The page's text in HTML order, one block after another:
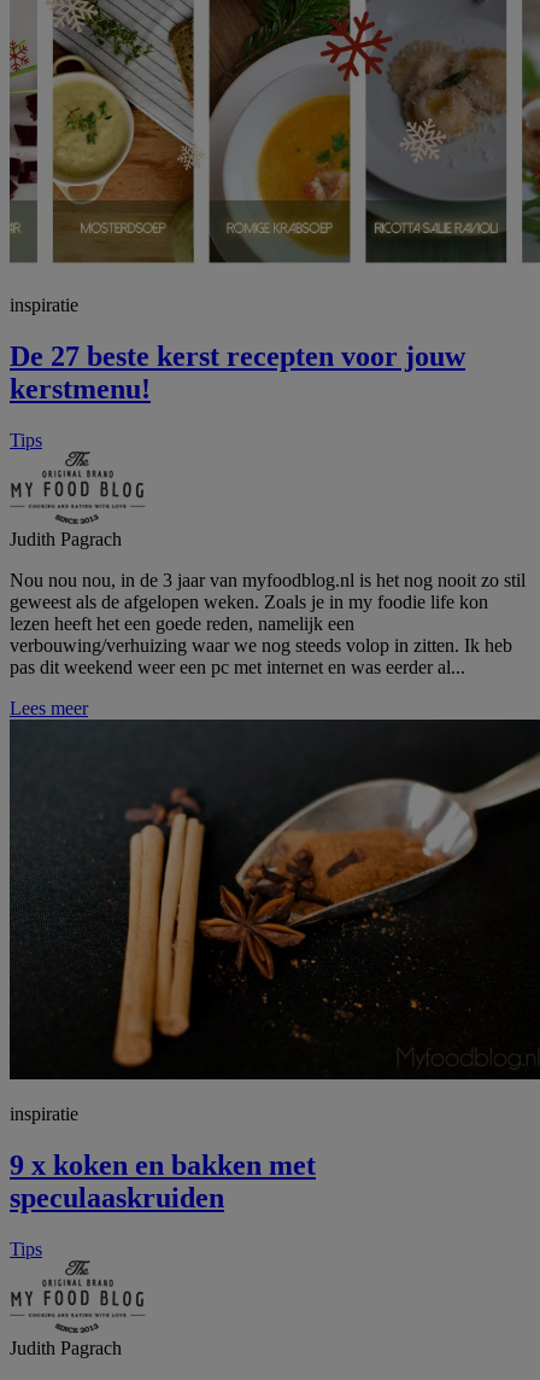
inspiratie
De 27 beste kerst recepten voor jouw
kerstmenu!
Tips
Judith Pagrach
Nou nou nou, in de 3 jaar van myfoodblog.nl is het nog nooit zo stil
geweest als de afgelopen weken. Zoals je in my foodie life kon
lezen heeft het een goede reden, namelijk een
verbouwing/verhuizing waar we nog steeds volop in zitten. Ik heb
pas dit weekend weer een pc met internet en was eerder al...
Lees meer
inspiratie
9 x koken en bakken met
speculaaskruiden
Tips
Judith Pagrach